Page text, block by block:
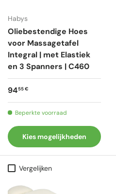
Habys
Oliebestendige Hoes
voor Massagetafel
Integral | met Elastiek
en 3 Spanners | C460
Reguliere prijs
9455 €
Beperkte voorraad
Kies mogelijkheden
Vergelijken